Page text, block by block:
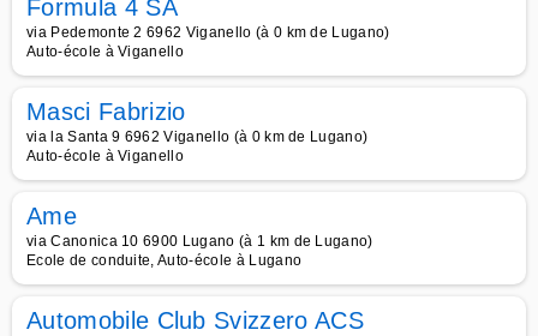
Formula 4 SA
via Pedemonte 2 6962 Viganello (à 0 km de Lugano)
Auto-école à Viganello
Masci Fabrizio
via la Santa 9 6962 Viganello (à 0 km de Lugano)
Auto-école à Viganello
Ame
via Canonica 10 6900 Lugano (à 1 km de Lugano)
Ecole de conduite, Auto-école à Lugano
Automobile Club Svizzero ACS